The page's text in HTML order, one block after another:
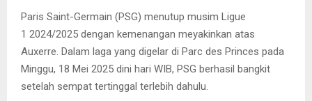
Paris Saint-Germain (PSG) menutup musim Ligue
1 2024/2025 dengan kemenangan meyakinkan atas
Auxerre. Dalam laga yang digelar di Parc des Princes pada
Minggu, 18 Mei 2025 dini hari WIB, PSG berhasil bangkit
setelah sempat tertinggal terlebih dahulu.